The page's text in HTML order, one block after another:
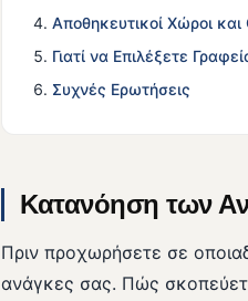
Αποθηκευτικοί Χώροι
Γιατί να Επιλέξετε
Συχνές Ερωτήσεις
Κατανόηση των
Πριν προχωρήσετε σε
ανάγκες σας. Πώς σκοπεύετε